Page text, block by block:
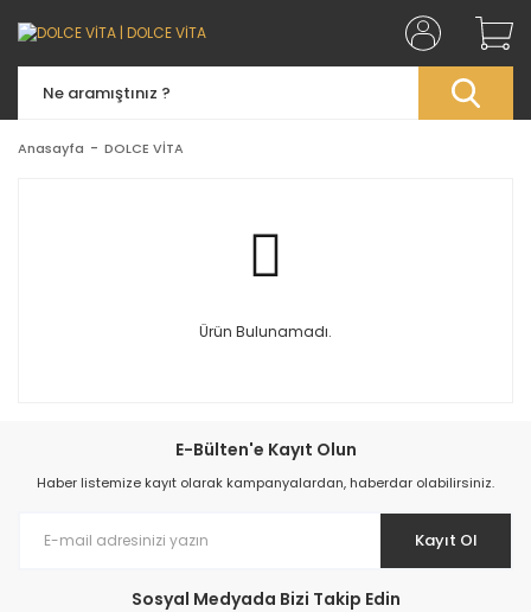
Anasayfa DOLCE VİTA
Ürün Bulunamadı.
E-Bülten'e Kayıt Olun
Haber listemize kayıt olarak kampanyalardan, haberdar olabilirsiniz.
Kayıt Ol
Sosyal Medyada Bizi Takip Edin